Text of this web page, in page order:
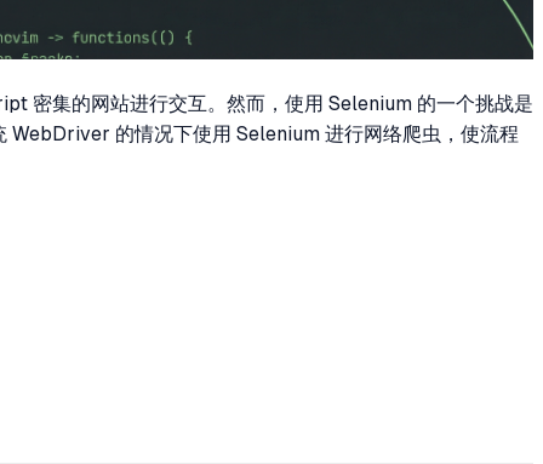
密集的网站进行交互。然而，使用 Selenium 的一个挑战是
WebDriver 的情况下使用 Selenium 进行网络爬虫，使流程